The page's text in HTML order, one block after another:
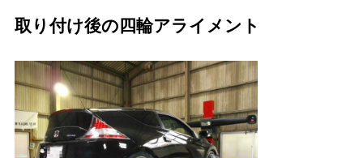
取り付け後の四輪アライメント